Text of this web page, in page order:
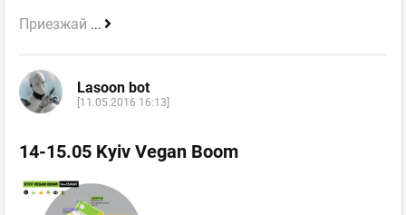
Приезжай ...
Lasoon bot
[11.05.2016 16:13]
14-15.05 Kyiv Vegan Boom